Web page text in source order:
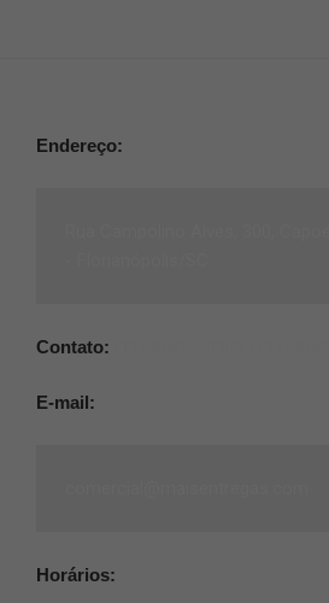
Endereço:
Contato:
E-mail:
Horários: